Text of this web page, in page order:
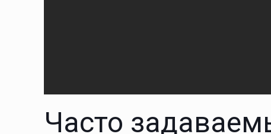
Часто